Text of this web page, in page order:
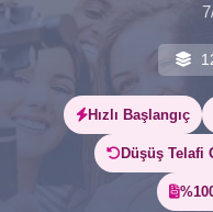
Hızlı Başlangıç
Düşüş Telafi